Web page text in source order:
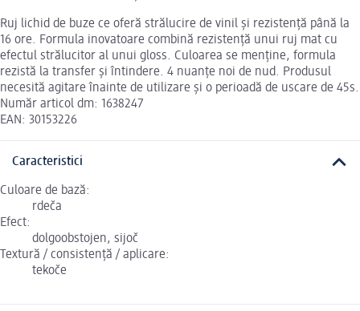
Ruj lichid de buze ce oferă strălucire de vinil și rezistență până la
16 ore. Formula inovatoare combină rezistență unui ruj mat cu
efectul strălucitor al unui gloss. Culoarea se menține, formula
rezistă la transfer și întindere. 4 nuanțe noi de nud. Produsul
necesită agitare înainte de utilizare și o perioadă de uscare de 45s.
Număr articol dm: 1638247
EAN: 30153226
Caracteristici
Culoare de bază:
rdeča
Efect:
dolgoobstojen, sijoč
Textură / consistență / aplicare:
tekoče